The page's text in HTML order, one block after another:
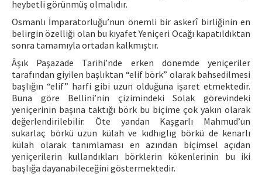
heybetli görünmüş olmalıdır.
Osmanlı İmparatorluğu’nun önemli bir askerî birliğinin en
belirgin özelliği olan bu kıyafet Yeniçeri Ocağı kapatıldıktan
sonra tamamıyla ortadan kalkmıştır.
Âşık Paşazade Tarihi’nde erken dönemde yeniçeriler
tarafından giyilen başlıktan “elif börk” olarak bahsedilmesi
başlığın “elif” harfi gibi uzun olduğuna işaret etmektedir.
Buna göre Bellini’nin çizimindeki Solak görevindeki
yeniçerinin başına taktığı börk bu biçime çok yakın olarak
değerlendirilebilir. Öte yandan Kaşgarlı Mahmud’un
sukarlaç börkü uzun külah ve kıdhıglıg börkü de kenarlı
külah olarak tanımlaması en azından biçimsel açıdan
yeniçerilerin kullandıkları börklerin kökenlerinin bu iki
başlığa dayanabileceğini göstermektedir.